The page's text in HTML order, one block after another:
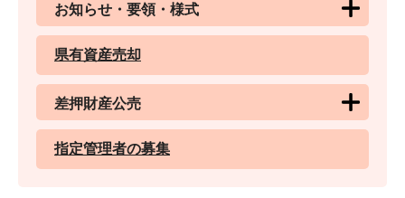
お知らせ・要領・様式
県有資産売却
差押財産公売
指定管理者の募集